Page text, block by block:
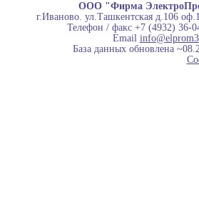
ООО "Фирма
г.Иваново. ул.Ташкентская д.106
Телефон / факс +7 (4932) 36-
Email
База данных обновлена